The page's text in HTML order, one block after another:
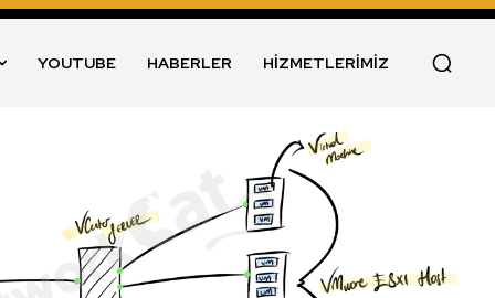
YOUTUBE HABERLER HİZMETLERİMİZ